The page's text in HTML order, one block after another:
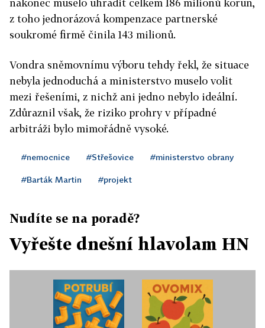
nakonec muselo uhradit celkem 186 milionů korun,
z toho jednorázová kompenzace partnerské
soukromé firmě činila 143 milionů.
Vondra sněmovnímu výboru tehdy řekl, že situace
nebyla jednoduchá a ministerstvo muselo volit
mezi řešeními, z nichž ani jedno nebylo ideální.
Zdůraznil však, že riziko prohry v případné
arbitráži bylo mimořádně vysoké.
#nemocnice #Střešovice #ministerstvo obrany
#Barták Martin #projekt
Nudíte se na poradě?
Vyřešte dnešní hlavolam HN